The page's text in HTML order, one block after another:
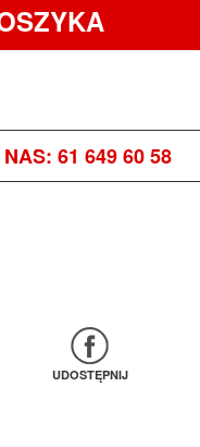
61 649 60 58
UDOSTĘPNIJ